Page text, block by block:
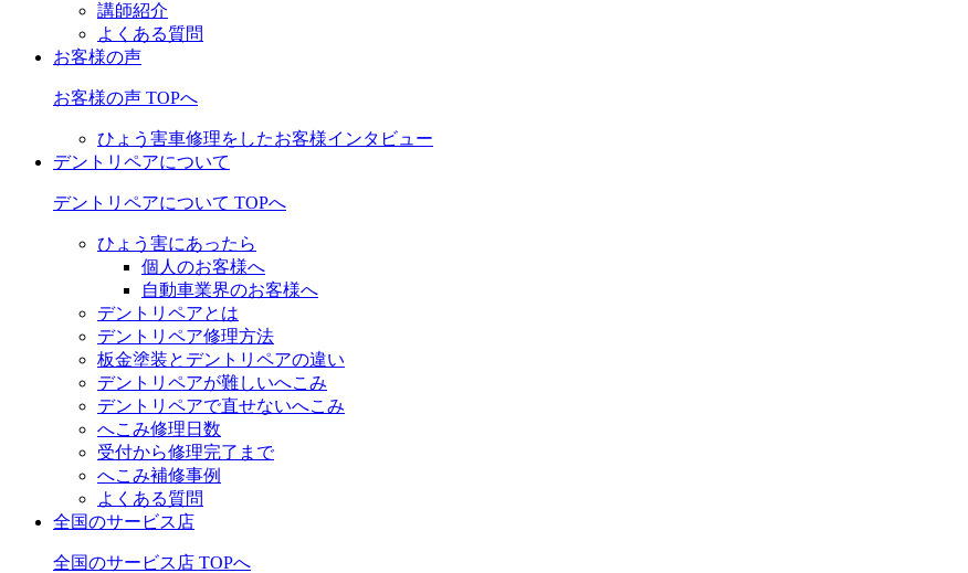
講師紹介
よくある質問
お客様の声
お客様の声 TOPへ
ひょう害車修理をしたお客様インタビュー
デントリペアについて
デントリペアについて TOPへ
ひょう害にあったら
個人のお客様へ
自動車業界のお客様へ
デントリペアとは
デントリペア修理方法
板金塗装とデントリペアの違い
デントリペアが難しいへこみ
デントリペアで直せないへこみ
へこみ修理日数
受付から修理完了まで
へこみ補修事例
よくある質問
全国のサービス店
全国のサービス店 TOPへ